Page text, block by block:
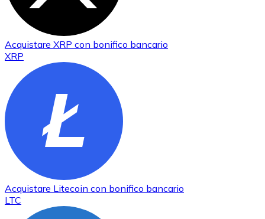
Acquistare XRP con bonifico bancario
XRP
Acquistare Litecoin con bonifico bancario
LTC